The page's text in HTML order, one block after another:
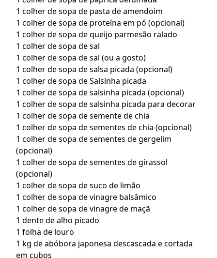
1 colher de sopa de pasta de amendoim
1 colher de sopa de proteína em pó (opcional)
1 colher de sopa de queijo parmesão ralado
1 colher de sopa de sal
1 colher de sopa de sal (ou a gosto)
1 colher de sopa de salsa picada (opcional)
1 colher de sopa de Salsinha picada
1 colher de sopa de salsinha picada (opcional)
1 colher de sopa de salsinha picada para decorar
1 colher de sopa de semente de chia
1 colher de sopa de sementes de chia (opcional)
1 colher de sopa de sementes de gergelim
(opcional)
1 colher de sopa de sementes de girassol
(opcional)
1 colher de sopa de suco de limão
1 colher de sopa de vinagre balsâmico
1 colher de sopa de vinagre de maçã
1 dente de alho picado
1 folha de louro
1 kg de abóbora japonesa descascada e cortada
em cubos